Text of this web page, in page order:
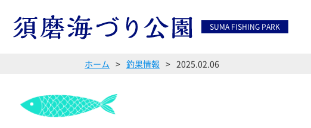
SUMA FISHING PARK
ホーム 釣果情報 2025.02.06